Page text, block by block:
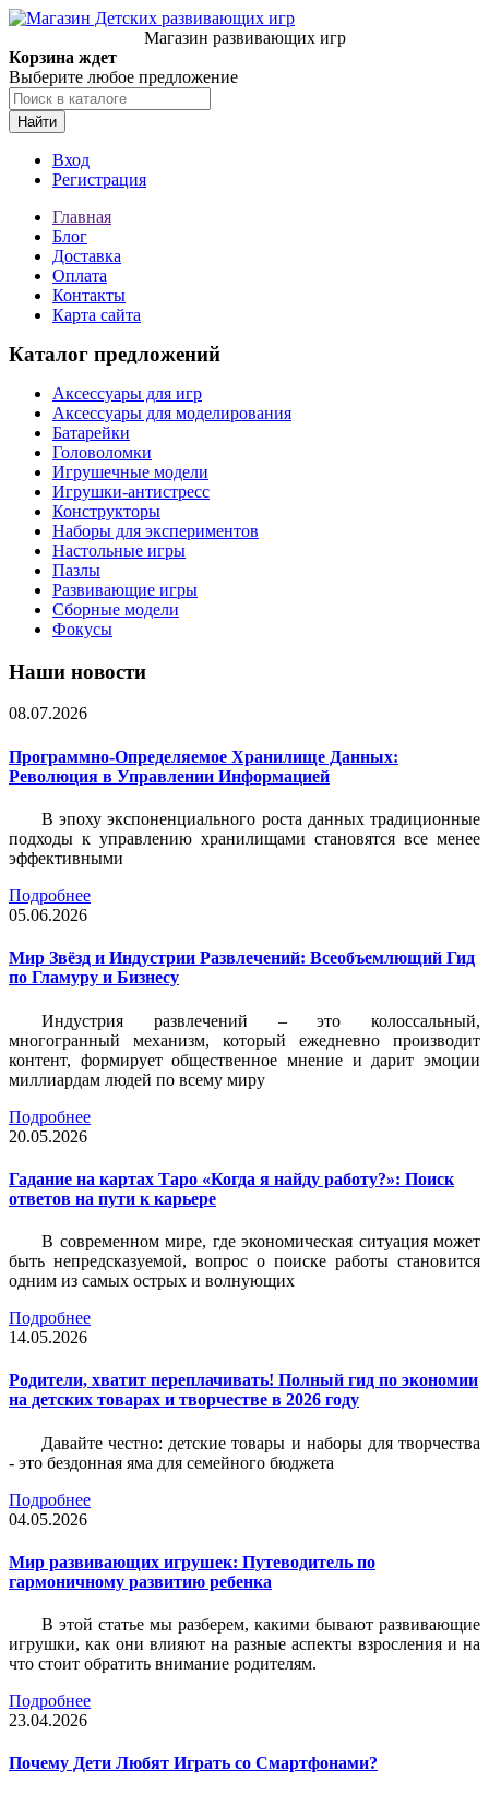
Магазин развивающих игр
Корзина ждет
Выберите любое предложение
Найти
Вход
Регистрация
Главная
Блог
Доставка
Оплата
Контакты
Карта сайта
Каталог предложений
Аксессуары для игр
Аксессуары для моделирования
Батарейки
Головоломки
Игрушечные модели
Игрушки-антистресс
Конструкторы
Наборы для экспериментов
Настольные игры
Пазлы
Развивающие игры
Сборные модели
Фокусы
Наши новости
08.07.2026
Программно-Определяемое Хранилище Данных:
Революция в Управлении Информацией
В эпоху экспоненциального роста данных традиционные
подходы к управлению хранилищами становятся все менее
эффективными
Подробнее
05.06.2026
Мир Звёзд и Индустрии Развлечений: Всеобъемлющий Гид
по Гламуру и Бизнесу
Индустрия развлечений – это колоссальный,
многогранный механизм, который ежедневно производит
контент, формирует общественное мнение и дарит эмоции
миллиардам людей по всему миру
Подробнее
20.05.2026
Гадание на картах Таро «Когда я найду работу?»: Поиск
ответов на пути к карьере
В современном мире, где экономическая ситуация может
быть непредсказуемой, вопрос о поиске работы становится
одним из самых острых и волнующих
Подробнее
14.05.2026
Родители, хватит переплачивать! Полный гид по экономии
на детских товарах и творчестве в 2026 году
Давайте честно: детские товары и наборы для творчества
- это бездонная яма для семейного бюджета
Подробнее
04.05.2026
Мир развивающих игрушек: Путеводитель по
гармоничному развитию ребенка
В этой статье мы разберем, какими бывают развивающие
игрушки, как они влияют на разные аспекты взросления и на
что стоит обратить внимание родителям.
Подробнее
23.04.2026
Почему Дети Любят Играть со Смартфонами?